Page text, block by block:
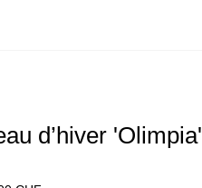
d’hiver 'Olimpia'